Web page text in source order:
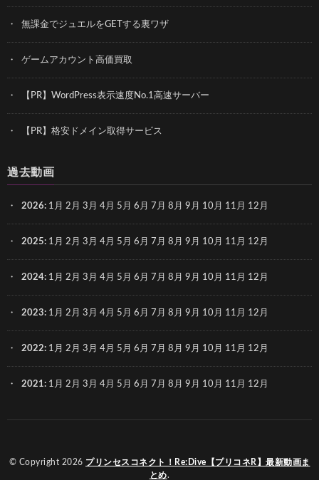
無課金でジュエルをGETする裏ワザ
ゲームアカウント高価買取
【PR】WordPress表示速度No.1高速サーバー
【PR】格安ドメイン取得サービス
過去動画
2026: 1月 2月 3月 4月 5月 6月 7月 8月 9月 10月 11月 12月
2025: 1月 2月 3月 4月 5月 6月 7月 8月 9月 10月 11月 12月
2024: 1月 2月 3月 4月 5月 6月 7月 8月 9月 10月 11月 12月
2023: 1月 2月 3月 4月 5月 6月 7月 8月 9月 10月 11月 12月
2022: 1月 2月 3月 4月 5月 6月 7月 8月 9月 10月 11月 12月
2021: 1月 2月 3月 4月 5月 6月 7月 8月 9月 10月 11月 12月
© Copyright 2026 プリンセスコネクト！Re:Dive【プリコネR】最新動画ま
とめ.